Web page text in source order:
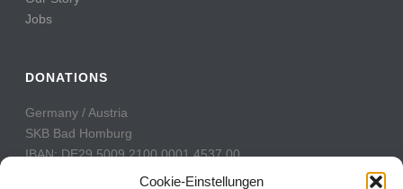
Cookie-Einstellungen
Jobs
DONATIONS
Germany / Austria
SKB Bad Homburg
IBAN: DE29 5009 2100 0001 4537 00
BIC: GENODE51BH2